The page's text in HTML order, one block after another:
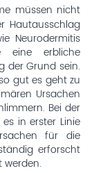
müssen nicht
Hautausschlag
Neurodermitis
eine erbliche
der Grund sein.
gut es geht zu
Ursachen
Bei der
in erster Linie
für die
erforscht